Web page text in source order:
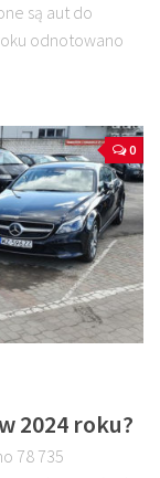
są aut do
odnotowano
0
2024 roku?
78 735